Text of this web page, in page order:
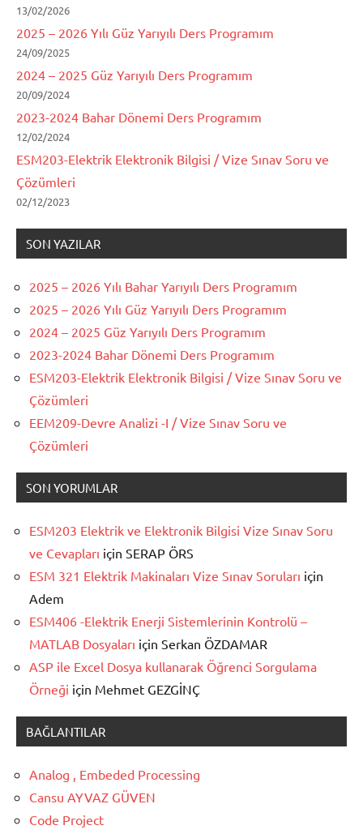
13/02/2026
2025 – 2026 Yılı Güz Yarıyılı Ders Programım
24/09/2025
2024 – 2025 Güz Yarıyılı Ders Programım
20/09/2024
2023-2024 Bahar Dönemi Ders Programım
12/02/2024
ESM203-Elektrik Elektronik Bilgisi / Vize Sınav Soru ve
Çözümleri
02/12/2023
SON YAZILAR
2025 – 2026 Yılı Bahar Yarıyılı Ders Programım
2025 – 2026 Yılı Güz Yarıyılı Ders Programım
2024 – 2025 Güz Yarıyılı Ders Programım
2023-2024 Bahar Dönemi Ders Programım
ESM203-Elektrik Elektronik Bilgisi / Vize Sınav Soru ve
Çözümleri
EEM209-Devre Analizi -I / Vize Sınav Soru ve
Çözümleri
SON YORUMLAR
ESM203 Elektrik ve Elektronik Bilgisi Vize Sınav Soru
ve Cevapları için SERAP ÖRS
ESM 321 Elektrik Makinaları Vize Sınav Soruları için
Adem
ESM406 -Elektrik Enerji Sistemlerinin Kontrolü –
MATLAB Dosyaları için Serkan ÖZDAMAR
ASP ile Excel Dosya kullanarak Öğrenci Sorgulama
Örneği için Mehmet GEZGİNÇ
BAĞLANTILAR
Analog , Embeded Processing
Cansu AYVAZ GÜVEN
Code Project